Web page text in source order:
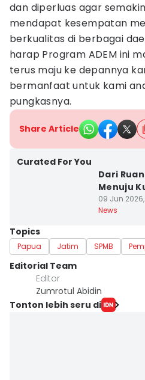
dan diperluas agar
mendapat kesempatan
berkualitas di berbagai
harap Program ADEM ini
terus maju ke depannya
bermanfaat untuk kami
pungkasnya.
Share Article
Curated For You
Dari
Menuju
09 Jun 2026,
News
Topics
Papua Jatim SPMB
Editorial Team
Editor
Zumrotul Abidin
Tonton lebih seru di